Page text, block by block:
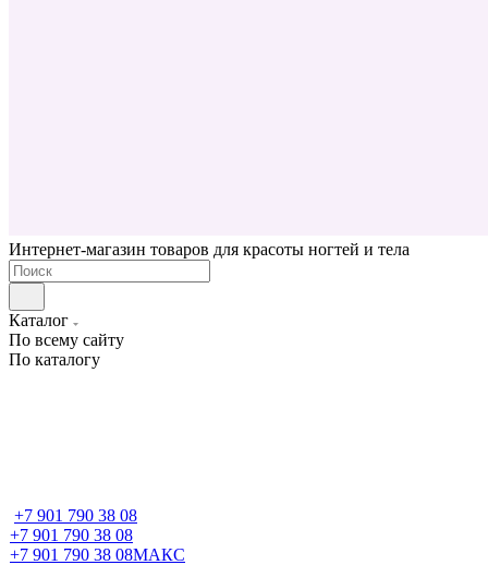
Интернет-магазин товаров для красоты ногтей и тела
Каталог
По всему сайту
По каталогу
+7 901 790 38 08
+7 901 790 38 08
+7 901 790 38 08МАКС